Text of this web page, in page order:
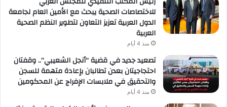
للاختصاصات الصحية يبحث مع الأمين العام لجامعة
الدول العربية تعزيز التعاون لتطوير النظم الصحية
العربية
منذ 4 أيام
تصعيد جديد في قضية “أنجل الشعيبي”.. وقفتان
احتجاجيتان بعدن تطالبان بإعادة متهمة للسجن
والتحقيق في ملابسات الإفراج عن المحكومين
منذ 4 أيام